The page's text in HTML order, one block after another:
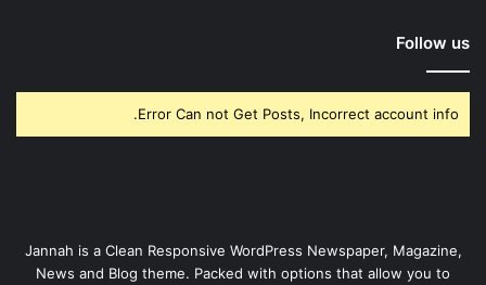
Follow us
Error Can not Get Posts, Incorrect account info.
Jannah is a Clean Responsive WordPress Newspaper, Magazine,
News and Blog theme. Packed with options that allow you to